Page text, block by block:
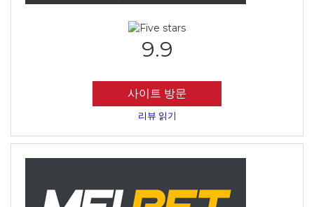
9.9
사이트 방문
리뷰 읽기